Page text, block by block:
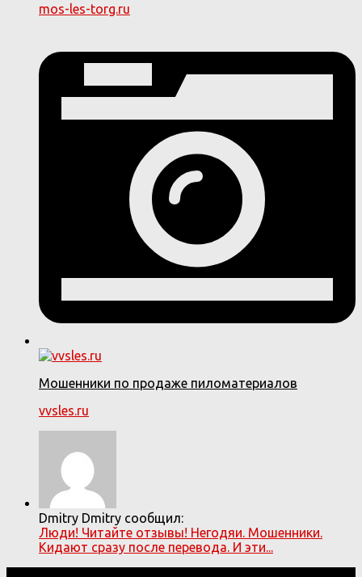
mos-les-torg.ru
Мошенники по продаже пиломатериалов
vvsles.ru
Dmitry Dmitry сообщил:
Люди! Читайте отзывы! Негодяи. Мошенники.
Кидают сразу после перевода. И эти...